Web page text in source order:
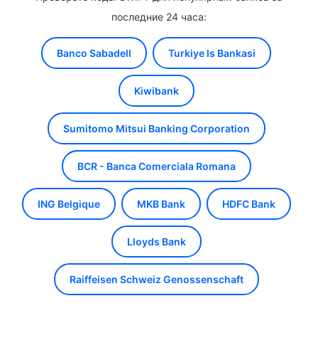
последние 24 часа:
Banco Sabadell Turkiye Is Bankasi
Kiwibank
Sumitomo Mitsui Banking Corporation
BCR - Banca Comerciala Romana
ING Belgique MKB Bank HDFC Bank
Lloyds Bank
Raiffeisen Schweiz Genossenschaft